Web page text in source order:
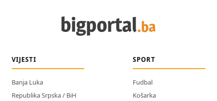
VIJESTI
Banja Luka
Republika Srpska / BiH
SPORT
Fudbal
Košarka